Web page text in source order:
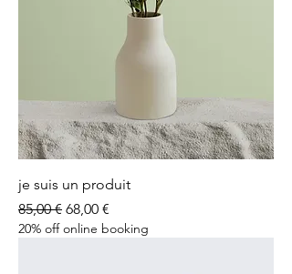
je suis un produit
Prix original
85,00 € Prix promotionnel
68,00 €
20% off online booking